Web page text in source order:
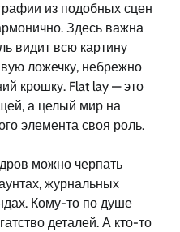
из подобных сцен
Здесь важна
видит всю картину
ложечку, небрежно
крошку. Flat lay — это
а целый мир на
элемента своя роль.
можно черпать
журнальных
Кому-то по душе
деталей. А кто-то